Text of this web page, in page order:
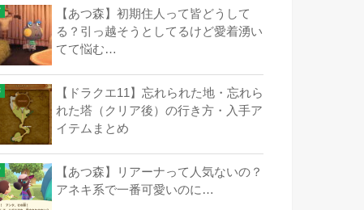
【あつ森】初期住人って皆どうして
る？引っ越そうとしてるけど愛着湧い
てて悩む…
【ドラクエ11】忘れられた地・忘れら
れた塔（クリア後）の行き方・入手ア
イテムまとめ
【あつ森】リアーナって人気ないの？
アネキ系で一番可愛いのに…